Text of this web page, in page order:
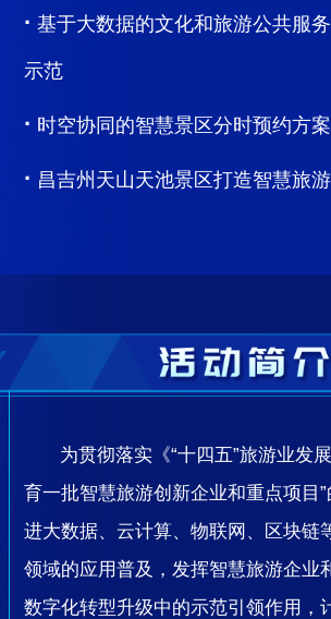
· 基于大数据的文化和旅游公共服
示范
· 时空协同的智慧景区分时预约方案
· 昌吉州天山天池景区打造智慧旅
为贯彻落实《“十四五”旅游业发
育一批智慧旅游创新企业和重点项目
进大数据、云计算、物联网、区块链
领域的应用普及，发挥智慧旅游企业
数字化转型升级中的示范引领作用，